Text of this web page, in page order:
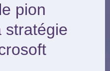
pion
stratégie